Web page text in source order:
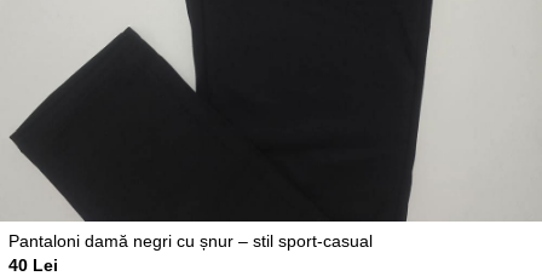
Pantaloni damă negri cu șnur – stil sport-casual
40 Lei